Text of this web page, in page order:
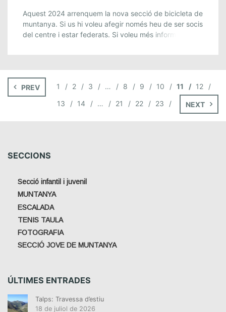
Aquest 2024 arrenquem la nova secció de bicicleta de
muntanya. Si us hi voleu afegir només heu de ser socis
del centre i estar federats. Si voleu més informació
PREV 1 2 3 … 8 9 10 11
12
13
14 … 21 22 23 NEXT
SECCIONS
Secció infantil i juvenil
MUNTANYA
ESCALADA
TENIS TAULA
FOTOGRAFIA
SECCIÓ JOVE DE MUNTANYA
ÚLTIMES ENTRADES
Talps: Travessa d’estiu
18 de juliol de 2026